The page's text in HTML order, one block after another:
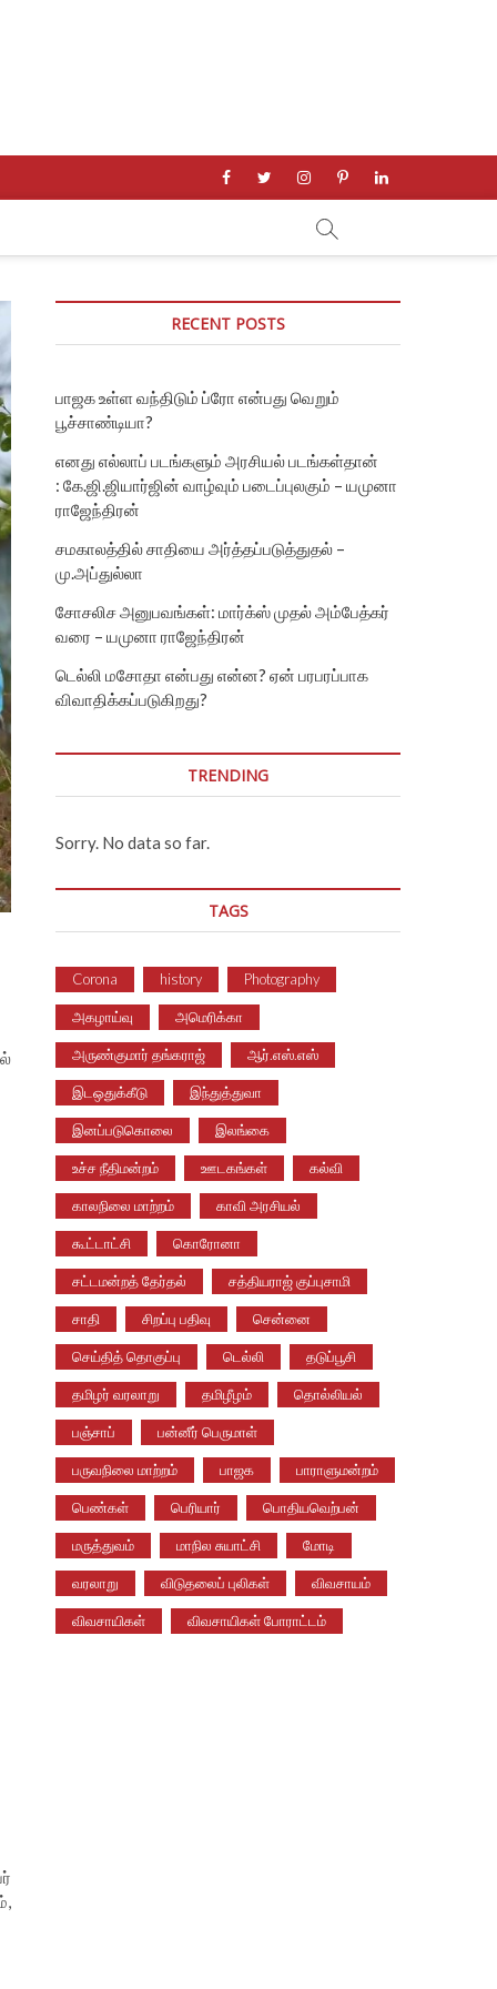
facebooktwitterinstagrampinterestlinkedin
RECENT POSTS
பாஜக உள்ள வந்திடும் ப்ரோ என்பது வெறும்
பூச்சாண்டியா?
எனது எல்லாப் படங்களும் அரசியல் படங்கள்தான்
: கே.ஜி.ஜியார்ஜின் வாழ்வும் படைப்புலகும் – யமுனா
ராஜேந்திரன்
சமகாலத்தில் சாதியை அர்த்தப்படுத்துதல் –
மு.அப்துல்லா
சோசலிச அனுபவங்கள்: மார்க்ஸ் முதல் அம்பேத்கர்
வரை – யமுனா ராஜேந்திரன்
டெல்லி மசோதா என்பது என்ன? ஏன் பரபரப்பாக
விவாதிக்கப்படுகிறது?
TRENDING
Sorry. No data so far.
TAGS
Corona history Photography
அகழாய்வு அமெரிக்கா
அருண்குமார் தங்கராஜ் ஆர்.எஸ்.எஸ்
இடஒதுக்கீடு இந்துத்துவா
இனப்படுகொலை இலங்கை
உச்ச நீதிமன்றம் ஊடகங்கள் கல்வி
காலநிலை மாற்றம் காவி அரசியல்
கூட்டாட்சி கொரோனா
சட்டமன்றத் தேர்தல் சத்தியராஜ் குப்புசாமி
சாதி சிறப்பு பதிவு சென்னை
செய்தித் தொகுப்பு டெல்லி தடுப்பூசி
தமிழர் வரலாறு தமிழீழம் தொல்லியல்
பஞ்சாப் பன்னீர் பெருமாள்
பருவநிலை மாற்றம் பாஜக பாராளுமன்றம்
பெண்கள் பெரியார் பொதியவெற்பன்
மருத்துவம் மாநில சுயாட்சி மோடி
வரலாறு விடுதலைப் புலிகள் விவசாயம்
விவசாயிகள் விவசாயிகள் போராட்டம்